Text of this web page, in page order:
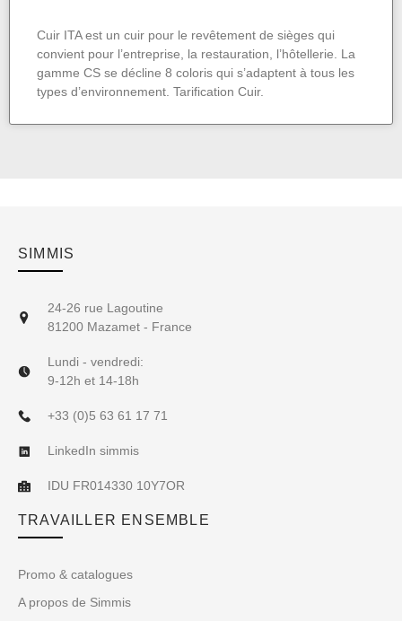
Cuir ITA est un cuir pour le revêtement de sièges qui
convient pour l’entreprise, la restauration, l’hôtellerie. La
gamme CS se décline 8 coloris qui s’adaptent à tous les
types d’environnement. Tarification Cuir.
SIMMIS
24-26 rue Lagoutine
81200 Mazamet - France
Lundi - vendredi:
9-12h et 14-18h
+33 (0)5 63 61 17 71
LinkedIn simmis
IDU FR014330 10Y7OR
TRAVAILLER ENSEMBLE
Promo & catalogues
A propos de Simmis